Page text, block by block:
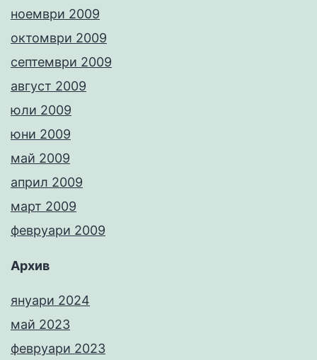
ноември 2009
октомври 2009
септември 2009
август 2009
юли 2009
юни 2009
май 2009
април 2009
март 2009
февруари 2009
Архив
януари 2024
май 2023
февруари 2023